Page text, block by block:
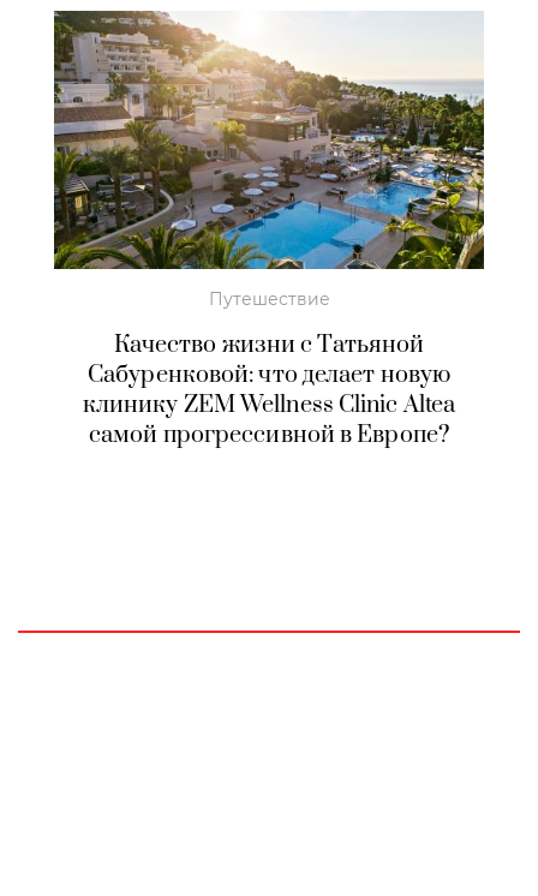
Путешествие
Качество жизни с Татьяной
Сабуренковой: что делает новую
клинику ZEM Wellness Clinic Altea
самой прогрессивной в Европе?